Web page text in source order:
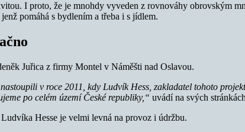
I proto, že je mnohdy vyveden z rovnováhy obrovským
pomáhá s bydlením a třeba i s jídlem.
Juřica z firmy Montel v Náměšti nad Oslavou.
v roce 2011, kdy Ludvík Hess, zakladatel tohoto
po celém území České republiky,“ uvádí na svých
Hesse je velmi levná na provoz i údržbu.